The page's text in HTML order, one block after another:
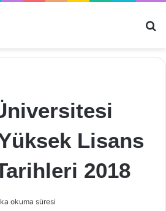
Lisans
2018
okuma süresi